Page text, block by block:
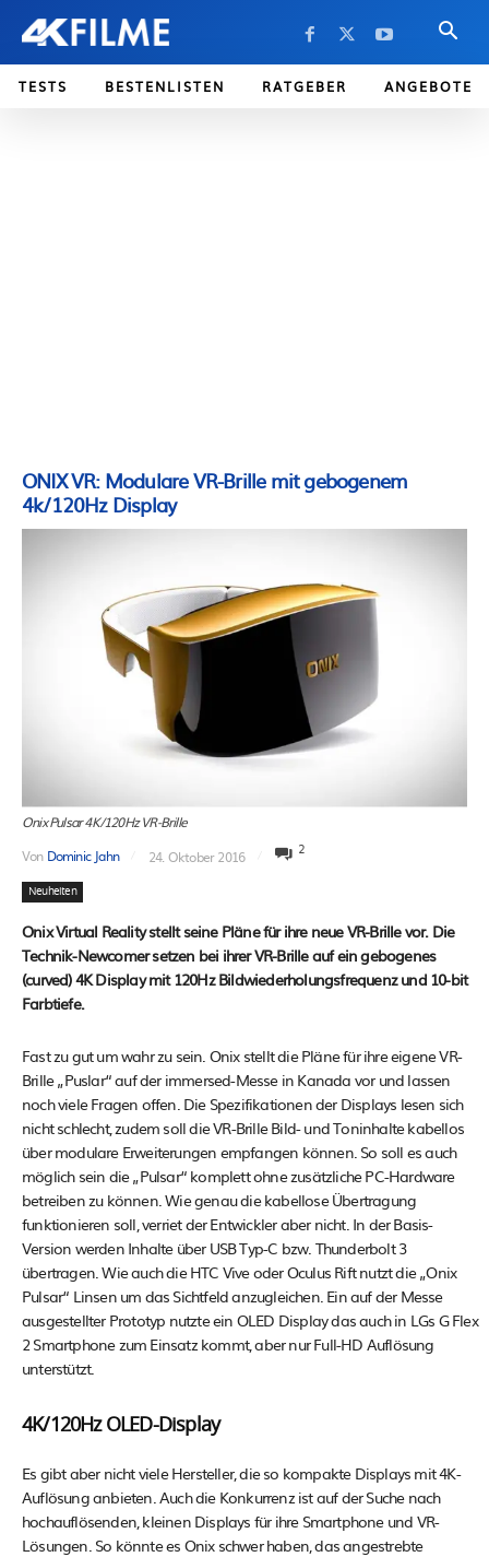
TESTS BESTENLISTEN RATGEBER ANGEBOTE
ONIX VR: Modulare VR-Brille mit gebogenem
4k/120Hz Display
Onix Pulsar 4K/120Hz VR-Brille
Von Dominic Jahn 24. Oktober 2016 2
Neuheiten
Onix Virtual Reality stellt seine Pläne für ihre neue VR-Brille vor. Die
Technik-Newcomer setzen bei ihrer VR-Brille auf ein gebogenes
(curved) 4K Display mit 120Hz Bildwiederholungsfrequenz und 10-bit
Farbtiefe.
Fast zu gut um wahr zu sein. Onix stellt die Pläne für ihre eigene VR-
Brille „Puslar“ auf der immersed-Messe in Kanada vor und lassen
noch viele Fragen offen. Die Spezifikationen der Displays lesen sich
nicht schlecht, zudem soll die VR-Brille Bild- und Toninhalte kabellos
über modulare Erweiterungen empfangen können. So soll es auch
möglich sein die „Pulsar“ komplett ohne zusätzliche PC-Hardware
betreiben zu können. Wie genau die kabellose Übertragung
funktionieren soll, verriet der Entwickler aber nicht. In der Basis-
Version werden Inhalte über USB Typ-C bzw. Thunderbolt 3
übertragen. Wie auch die HTC Vive oder Oculus Rift nutzt die „Onix
Pulsar“ Linsen um das Sichtfeld anzugleichen. Ein auf der Messe
ausgestellter Prototyp nutzte ein OLED Display das auch in LGs G Flex
2 Smartphone zum Einsatz kommt, aber nur Full-HD Auflösung
unterstützt.
4K/120Hz OLED-Display
Es gibt aber nicht viele Hersteller, die so kompakte Displays mit 4K-
Auflösung anbieten. Auch die Konkurrenz ist auf der Suche nach
hochauflösenden, kleinen Displays für ihre Smartphone und VR-
Lösungen. So könnte es Onix schwer haben, das angestrebte